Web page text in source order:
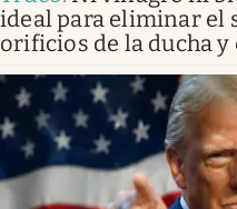
ideal para eliminar el
orificios de la ducha